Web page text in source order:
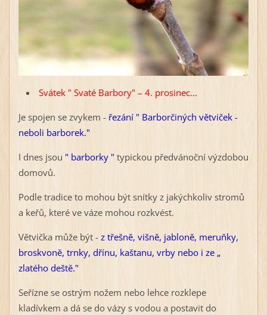
Svátek " Svaté Barbory" – 4. prosinec...
Je spojen se zvykem - řezání " Barborčiných větviček -
neboli barborek."
I dnes jsou " barborky " typickou předvánoční výzdobou
domovů.
Podle tradice to mohou být snítky z jakýchkoliv stromů
a keřů, které ve váze mohou rozkvést.
Větvička může být - z třešně, višně, jabloně, meruňky,
broskvoně, trnky, dřínu, kaštanu, vrby nebo i ze „
zlatého deště."
Seřízne se ostrým nožem nebo lehce rozklepe
kladívkem a dá se do vázy s vodou a postavit do